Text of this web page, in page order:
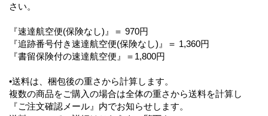
さい。
『速達航空便(保険なし)』＝ 970円
『追跡番号付き速達航空便(保険なし)』＝ 1,360円
『書留保険付の速達航空便』＝1,800円
•送料は、梱包後の重さから計算します。
複数の商品をご購入の場合は全体の重さから送料を計算し
『ご注文確認メール』内でお知らせします。